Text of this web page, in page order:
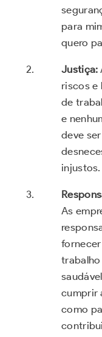
para
quero
Justiça:
riscos e
de
e
deve
injustos.
As
cumprir
como